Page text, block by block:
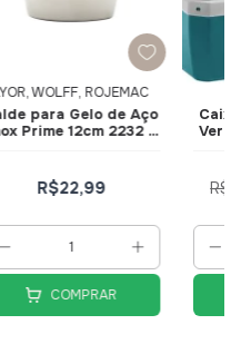
WOLFF, ROJEMAC
para Gelo de Aço
Prime 12cm 2232 -
R$22,99
COMPRAR